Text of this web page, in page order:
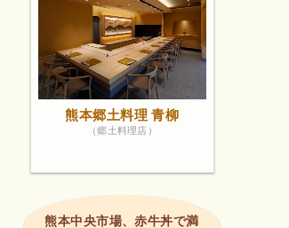
熊本郷土料理 青柳
（郷土料理店）
熊本中央市場、赤牛丼で満